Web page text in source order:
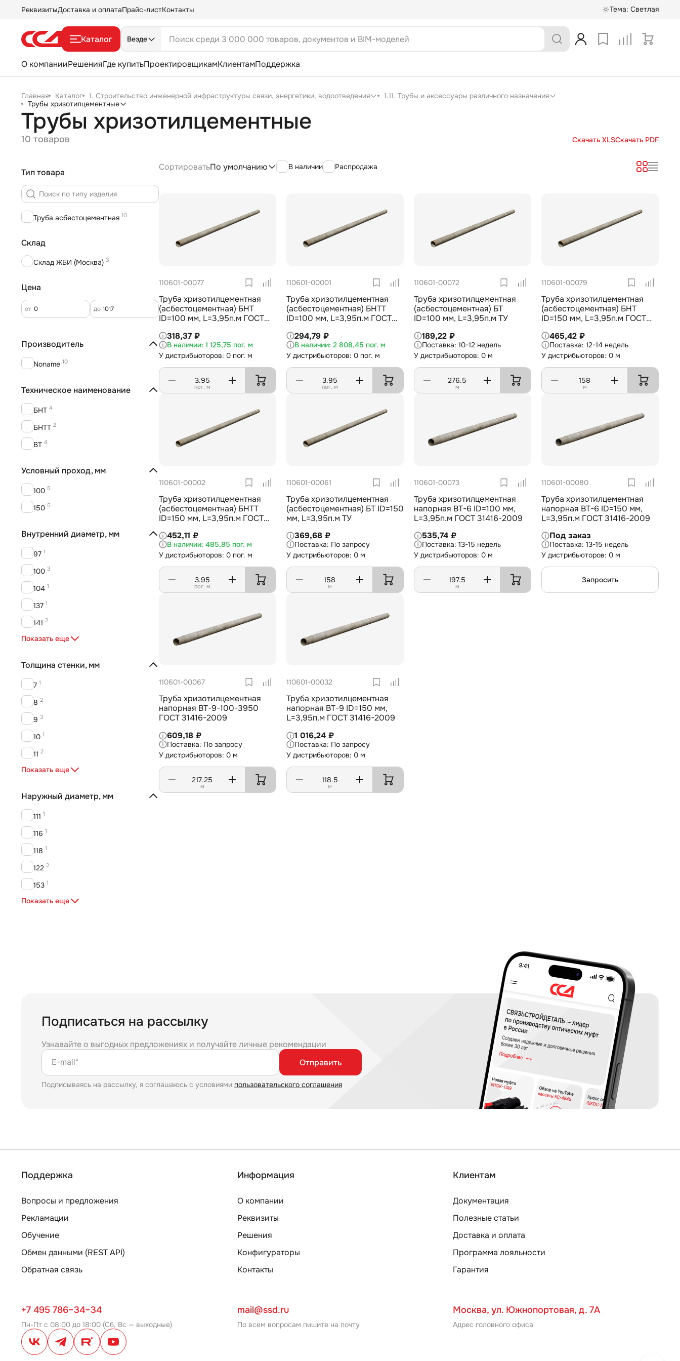
РеквизитыДоставка и оплатаПрайс-листКонтакты Тема: Светлая
Каталог Везде
О компанииРешенияГде купитьПроектировщикамКлиентамПоддержка
Главная Каталог 1. Строительство инженерной инфраструктуры связи, энергетики, водоотведения
1.11. Трубы и аксессуары различного назначения
Трубы хризотилцементные
Трубы хризотилцементные
10 товаров Скачать XLSСкачать PDF
Тип товара
Труба асбестоцементная 10
Склад
Склад ЖБИ (Москва) 3
Цена
от до
Производитель
Noname 10
Техническое наименование
БНТ 4
БНТТ 2
ВТ 4
Условный проход, мм
100 5
150 5
Внутренний диаметр, мм
97 1
100 3
104 1
137 1
141 2
143 1
Показать еще
Толщина стенки, мм
7 1
8 2
9 3
10 1
11 2
13,5 1
Показать еще
Наружный диаметр, мм
111 1
116 1
118 1
122 2
153 1
161 2
Показать еще
СортироватьПо умолчанию В наличии Распродажа
110601-00077
Труба хризотилцементная
(асбестоцементная) БНТ
ID=100 мм, L=3,95п.м ГОСТ
318,37 ₽
1 125,75 пог. м
У дистрибьюторов: 0 пог. м
пог. м
110601-00001
Труба хризотилцементная
(асбестоцементная) БНТТ
ID=100 мм, L=3,95п.м ГОСТ
294,79 ₽
2 808,45 пог. м
У дистрибьюторов: 0 пог. м
пог. м
110601-00072
Труба хризотилцементная
(асбестоцементная) БТ
ID=100 мм, L=3,95п.м ТУ
189,22 ₽
10-12 недель
У дистрибьюторов: 0 м
м
110601-00079
Труба хризотилцементная
(асбестоцементная) БНТ
ID=150 мм, L=3,95п.м ГОСТ
465,42 ₽
12-14 недель
У дистрибьюторов: 0 м
м
110601-00002
Труба хризотилцементная
(асбестоцементная) БНТТ
ID=150 мм, L=3,95п.м ГОСТ
452,11 ₽
485,85 пог. м
У дистрибьюторов: 0 пог. м
пог. м
110601-00061
Труба хризотилцементная
(асбестоцементная) БТ ID=150
мм, L=3,95п.м ТУ
369,68 ₽
По запросу
У дистрибьюторов: 0 м
м
110601-00073
Труба хризотилцементная
напорная ВТ-6 ID=100 мм,
L=3,95п.м ГОСТ 31416-2009
535,74 ₽
13-15 недель
У дистрибьюторов: 0 м
м
110601-00080
Труба хризотилцементная
напорная ВТ-6 ID=150 мм,
L=3,95п.м ГОСТ 31416-2009
Под заказ
13-15 недель
У дистрибьюторов: 0 м
Запросить
110601-00067
Труба хризотилцементная
напорная ВТ-9-100-3950
ГОСТ 31416-2009
609,18 ₽
По запросу
У дистрибьюторов: 0 м
м
110601-00032
Труба хризотилцементная
напорная ВТ-9 ID=150 мм,
L=3,95п.м ГОСТ 31416-2009
1 016,24 ₽
По запросу
У дистрибьюторов: 0 м
м
Подписаться на рассылку
Узнавайте о выгодных предложениях и получайте личные рекомендации
E-mail*
Отправить
Подписываясь на рассылку, я соглашаюсь с условиями пользовательского соглашения
Поддержка
Вопросы и предложения
Рекламации
Обучение
Обмен данными (REST API)
Обратная связь
Информация
О компании
Реквизиты
Решения
Конфигураторы
Контакты
Клиентам
Документация
Полезные статьи
Доставка и оплата
Программа лояльности
Гарантия
+7 495 786–34–34
Пн-Пт с 08:00 до 18:00 (Сб, Вс — выходные)
mail@ssd.ru
По всем вопросам пишите на почту
Москва, ул. Южнопортовая, д. 7А
Адрес головного офиса